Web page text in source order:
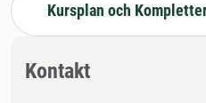
Kursplan och
Kontakt